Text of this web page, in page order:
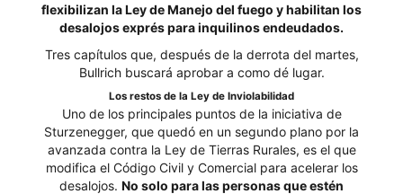
flexibilizan la Ley de Manejo del fuego y habilitan los
desalojos exprés para inquilinos endeudados.
Tres capítulos que, después de la derrota del martes,
Bullrich buscará aprobar a como dé lugar.
Los restos de la Ley de Inviolabilidad
Uno de los principales puntos de la iniciativa de
Sturzenegger, que quedó en un segundo plano por la
avanzada contra la Ley de Tierras Rurales, es el que
modifica el Código Civil y Comercial para acelerar los
desalojos. No solo para las personas que estén